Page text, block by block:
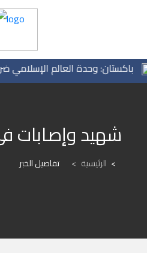
وحدة العالم الإسلامي ضرورة
شهيد وإصابات
الرئيسية > تفاصيل الخبر